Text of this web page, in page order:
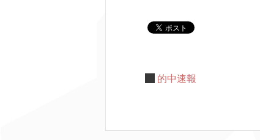
的中速報